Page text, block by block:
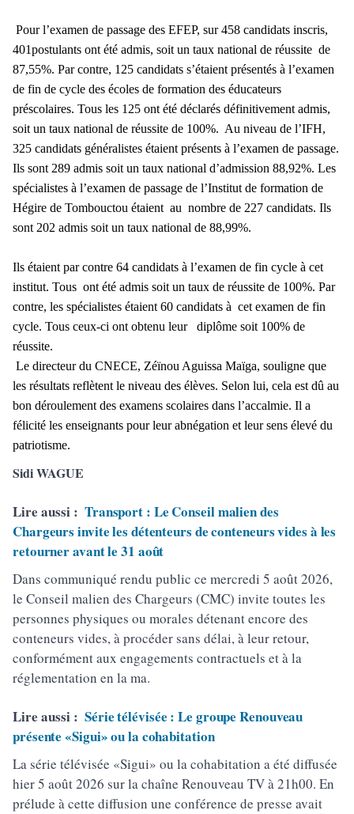
Pour l’examen de passage des EFEP, sur 458 candidats inscris,
401postulants ont été admis, soit un taux national de réussite de
87,55%. Par contre, 125 candidats s’étaient présentés à l’examen
de fin de cycle des écoles de formation des éducateurs
préscolaires. Tous les 125 ont été déclarés définitivement admis,
soit un taux national de réussite de 100%. Au niveau de l’IFH,
325 candidats généralistes étaient présents à l’examen de passage.
Ils sont 289 admis soit un taux national d’admission 88,92%. Les
spécialistes à l’examen de passage de l’Institut de formation de
Hégire de Tombouctou étaient au nombre de 227 candidats. Ils
sont 202 admis soit un taux national de 88,99%.
Ils étaient par contre 64 candidats à l’examen de fin cycle à cet
institut. Tous ont été admis soit un taux de réussite de 100%. Par
contre, les spécialistes étaient 60 candidats à cet examen de fin
cycle. Tous ceux-ci ont obtenu leur diplôme soit 100% de
réussite.
Le directeur du CNECE, Zéïnou Aguissa Maïga, souligne que
les résultats reflètent le niveau des élèves. Selon lui, cela est dû au
bon déroulement des examens scolaires dans l’accalmie. Il a
félicité les enseignants pour leur abnégation et leur sens élevé du
patriotisme.
Sidi WAGUE
Lire aussi : Transport : Le Conseil malien des
Chargeurs invite les détenteurs de conteneurs vides à les
retourner avant le 31 août
Dans communiqué rendu public ce mercredi 5 août 2026,
le Conseil malien des Chargeurs (CMC) invite toutes les
personnes physiques ou morales détenant encore des
conteneurs vides, à procéder sans délai, à leur retour,
conformément aux engagements contractuels et à la
réglementation en la ma.
Lire aussi : Série télévisée : Le groupe Renouveau
présente «Sigui» ou la cohabitation
La série télévisée «Sigui» ou la cohabitation a été diffusée
hier 5 août 2026 sur la chaîne Renouveau TV à 21h00. En
prélude à cette diffusion une conférence de presse avait